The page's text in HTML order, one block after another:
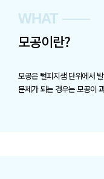
WHAT
모공이란?
모공은 털피지샘 단위에서
문제가 되는 경우는 모공이